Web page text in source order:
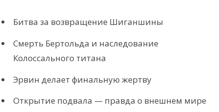
Битва за возвращение Шиганшины
Смерть Бертольда и наследование
Колоссального титана
Эрвин делает финальную жертву
Открытие подвала — правда о внешнем мире